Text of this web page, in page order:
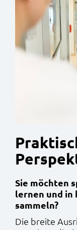
Sie möchten
lernen und in
sammeln?
Die breite